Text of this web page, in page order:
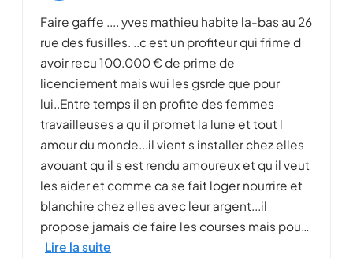
Faire gaffe .... yves mathieu habite la-bas au 26
rue des fusilles. ..c est un profiteur qui frime d
avoir recu 100.000 € de prime de
licenciement mais wui les gsrde que pour
lui..Entre temps il en profite des femmes
travailleuses a qu il promet la lune et tout l
amour du monde...il vient s installer chez elles
avouant qu il s est rendu amoureux et qu il veut
les aider et comme ca se fait loger nourrire et
blanchire chez elles avec leur argent...il
propose jamais de faire les courses mais pou…
Lire la suite